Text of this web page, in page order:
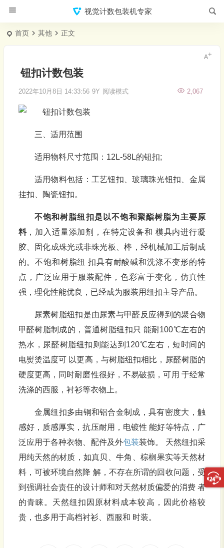
视觉计数包装机专家
首页 其他 正文
钮扣计数包装
2022年10月8日 14:33:56 9Y 2,067
阅读模式
三、适用范围
适用物料尺寸范围：12L-58L的钮扣;
适用物料包括：工艺钮扣、玻璃珠光钮扣、金属
挂扣、陶瓷钮扣。
不饱和树脂纽扣是以不饱和聚酯树脂为主要原
料，加入适量添加剂，在特定设备和 模具内进行凝
胶、固化成珠光或非珠光板、棒，经机械加工后制成
的。不饱和树脂纽 扣具有耐酸碱和洗涤不变形的特
点，广泛应用于服装配件，色彩富于变化，仿真性
强，理化性能优良，已经成为服装用纽扣主导产品。
尿素树脂纽扣是由尿素与甲醛反应得到的聚合物
甲醛树脂制成的，普通树脂纽扣只 能耐100℃左右的
热水，尿醛树脂纽扣则能达到120℃左右，短时间的
电熨烫温度可 以更高，与树脂纽扣相比，尿醛树脂的
硬度更高，同时耐磨性很好，不易破损，可用 于经常
洗涤的西服，衬衫等衣物上。
金属纽扣多由铜和铝合金制成，具有密度大，触
感好，质感厚实，抗压耐用，电镀性 能好等特点，广
泛应用于各种衣物、配件及外包装装饰。 天然纽扣采
用纯天然的材质，如真贝、牛角、棕榈果实等天然材
料，可被环境自然降 解，不存在所谓的回收问题，受
到强调社会责任的设计师和对天然材质偏爱的消费 者
的青睐。天然纽扣因原材料成本较高，因此价格较
贵，也多用于高档衬衫、西服和 时装。